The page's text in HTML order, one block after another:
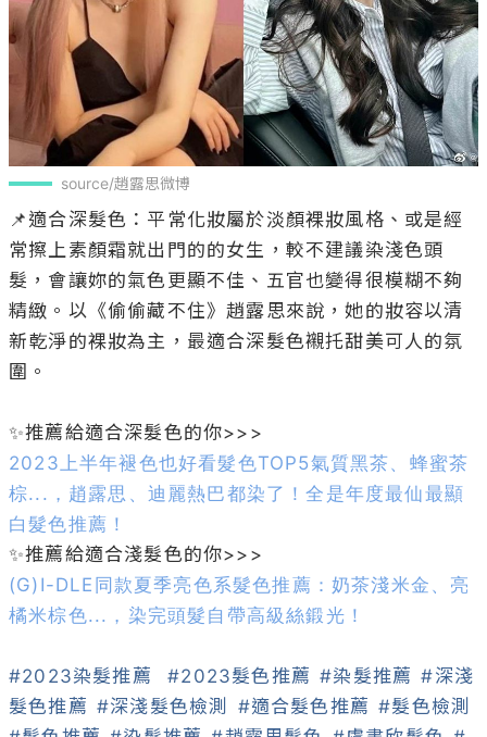
source/趙露思微博
📌適合深髮色：平常化妝屬於淡顏裸妝風格、或是經
常擦上素顏霜就出門的的女生，較不建議染淺色頭
髮，會讓妳的氣色更顯不佳、五官也變得很模糊不夠
精緻。以《偷偷藏不住》趙露思來說，她的妝容以清
新乾淨的裸妝為主，最適合深髮色襯托甜美可人的氛
圍。
2023上半年褪色也好看髮色TOP5氣質黑茶、蜂蜜茶
棕...，趙露思、迪麗熱巴都染了！全是年度最仙最顯
白髮色推薦！
(G)I-DLE同款夏季亮色系髮色推薦：奶茶淺米金、亮
橘米棕色...，染完頭髮自帶高級絲鍛光！
#2023染髮推薦 #2023髮色推薦 #染髮推薦 #深淺
髮色推薦 #深淺髮色檢測 #適合髮色推薦 #髮色檢測